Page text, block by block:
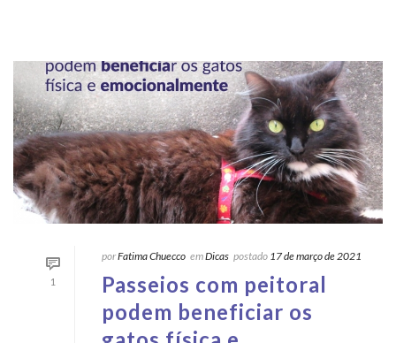
1
porFatima Chuecco emDicas postado 17 de março de 2021
Passeios com peitoral
podem beneficiar os